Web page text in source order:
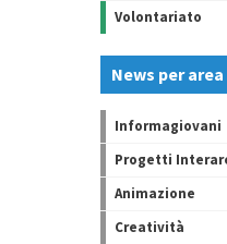
Volontariato
News per area
Informagiovani
Progetti
Animazione
Creatività